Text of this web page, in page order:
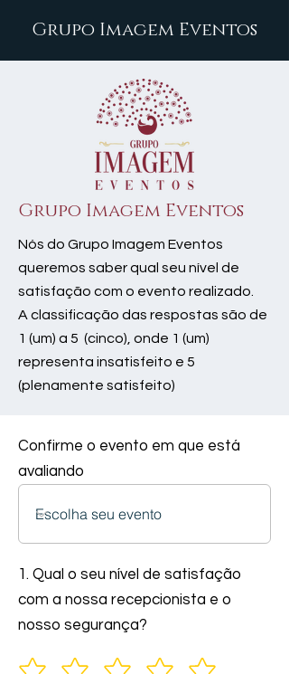
Grupo Imagem Eventos
Grupo Imagem Eventos
Nós do Grupo Imagem Eventos
queremos saber qual seu nível de
satisfação com o evento realizado.
A classificação das respostas são de
1 (um) a 5 (cinco), onde 1 (um)
representa insatisfeito e 5
(plenamente satisfeito)
Confirme o evento em que está
avaliando
1. Qual o seu nível de satisfação
com a nossa recepcionista e o
nosso segurança?